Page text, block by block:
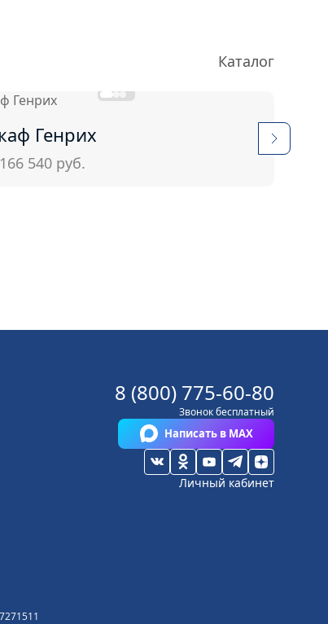
Каталог
Генрих
540 руб.
8 (800) 775-60-80
Звонок бесплатный
Написать в MAX
Личный кабинет